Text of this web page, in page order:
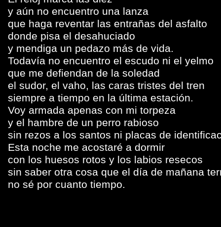
y aún no encuentro una lanza
que haga reventar las entrañas del asfalto
donde pisa el desahuciado
y mendiga un pedazo más de vida.
Todavía no encuentro el escudo ni el yelmo
que me defiendan de la soledad
el sudor, el vaho, las caras tristes del tren
siempre a tiempo en la última estación.
Voy armada apenas con mi torpeza
y el hambre de un perro rabioso
sin rezos a los santos ni placas de
Esta noche me acostaré a dormir
con los huesos rotos y los labios resecos
sin saber otra cosa que el día de mañana
no sé por cuanto tiempo.